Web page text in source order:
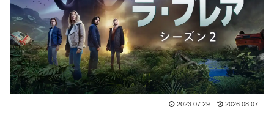
2023.07.29 2026.08.07